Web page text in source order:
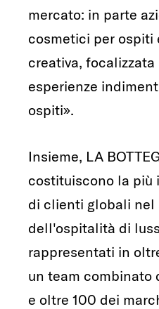
mercato: in parte
cosmetici per ospiti
creativa,
esperienze
ospiti».
Insieme, LA
costituiscono la più
di clienti globali nel
dell'ospitalità di
rappresentati in
un team combinato
e oltre 100 dei